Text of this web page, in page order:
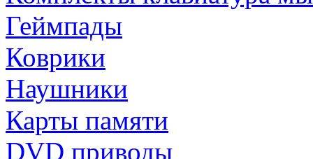
Геймпады
Коврики
Наушники
Карты памяти
DVD приводы